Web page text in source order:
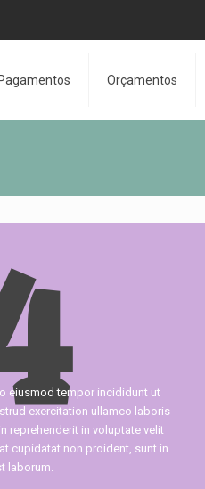
Pagamentos Orçamentos
eiusmod tempor incididunt ut
exercitation ullamco laboris
reprehenderit in voluptate velit
cupidatat non proident, sunt in
laborum.